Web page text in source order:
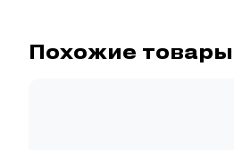
Похожие товары